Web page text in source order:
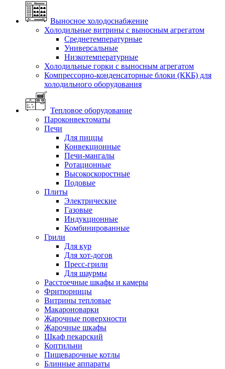
Выносное холодоснабжение
Холодильные витрины с выносным агрегатом
Среднетемпературные
Универсальные
Низкотемпературные
Холодильные горки с выносным агрегатом
Компрессорно-конденсаторные блоки (ККБ) для
холодильного оборудования
Тепловое оборудование
Пароконвектоматы
Печи
Для пиццы
Конвекционные
Печи-мангалы
Ротационные
Высокоскоростные
Подовые
Плиты
Электрические
Газовые
Индукционные
Комбинированные
Грили
Для кур
Для хот-догов
Пресс-грили
Для шаурмы
Расстоечные шкафы и камеры
Фритюрницы
Витрины тепловые
Макароноварки
Жарочные поверхности
Жарочные шкафы
Шкаф пекарский
Коптильни
Пищеварочные котлы
Блинные аппараты